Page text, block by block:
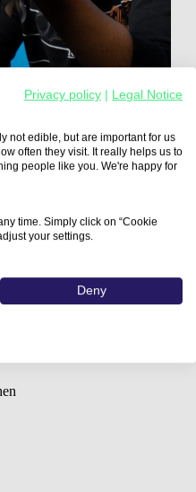
(IHK…
in,
Privacy policy
Legal Notice
not edible, but are important for us
often they visit. It really helps us to
people like you. We're happy for
time. Simply click on “Cookie
your settings.
Deny